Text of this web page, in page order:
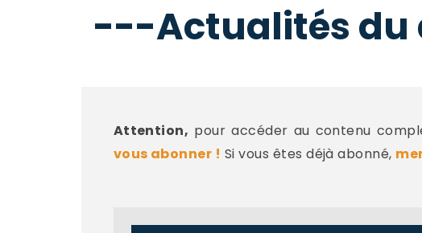
---Actualités
Attention, pour accéder au contenu
vous abonner ! Si vous êtes déjà abonné,